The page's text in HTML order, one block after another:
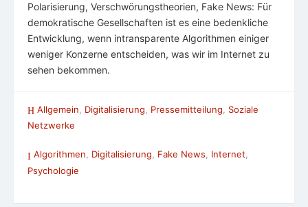
Polarisierung, Verschwörungstheorien, Fake News: Für
demokratische Gesellschaften ist es eine bedenkliche
Entwicklung, wenn intransparente Algorithmen einiger
weniger Konzerne entscheiden, was wir im Internet zu
sehen bekommen.
Allgemein Digitalisierung Pressemitteilung
Soziale
Netzwerke
Algorithmen, Digitalisierung, Fake News, Internet,
Psychologie